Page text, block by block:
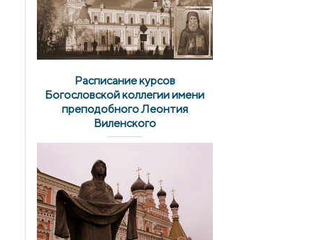
Расписание курсов
Богословской коллегии имени
преподобного Леонтия
Виленского